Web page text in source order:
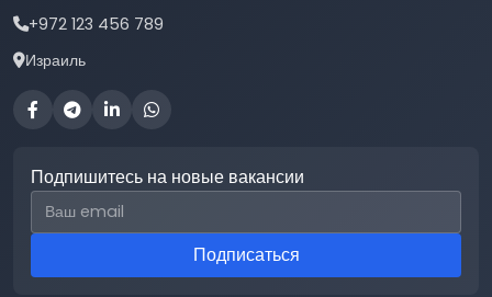
+972 123 456 789
Израиль
Подпишитесь на новые вакансии
Email для подписки
Подписаться